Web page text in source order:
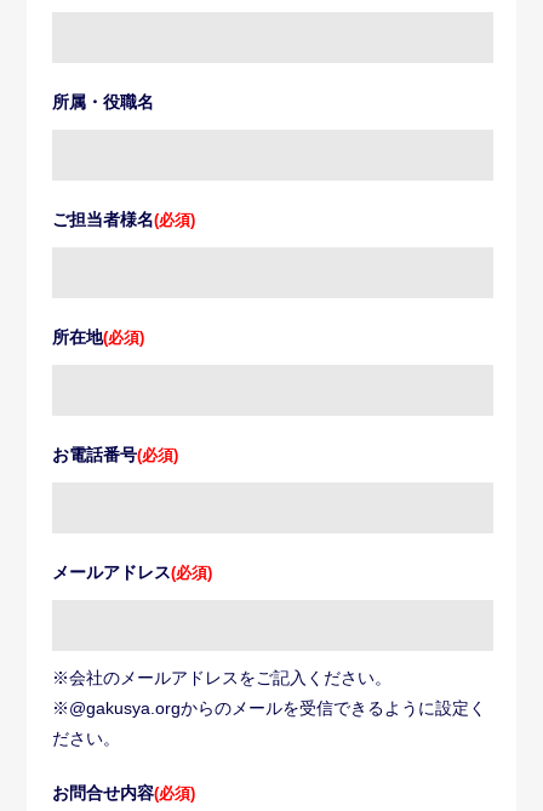
所属・役職名
ご担当者様名(必須)
所在地(必須)
お電話番号(必須)
メールアドレス(必須)
※会社のメールアドレスをご記入ください。
※@gakusya.orgからのメールを受信できるように設定く
ださい。
お問合せ内容(必須)